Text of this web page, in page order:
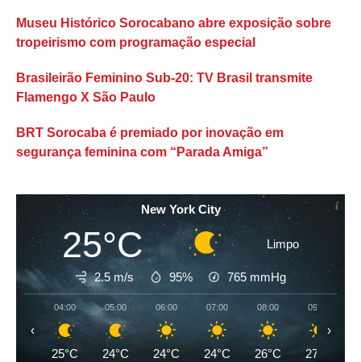
Museu Histórico Sorocabano abre exposição sobre
tropeirismo com programação especial
Brasileirão Feminino Sub-20: TV Brasil transmite
Flamengo X São Paulo
BRT Sorocaba é premiado por inovação em
segurança feminina com “Parada Amiga”
New York City
25°C Limpo
2.5 m/s 95% 765 mmHg
04:00
25°C
05:00
24°C
06:00
24°C
07:00
24°C
08:00
26°C
09:00
27°C
‹ ›